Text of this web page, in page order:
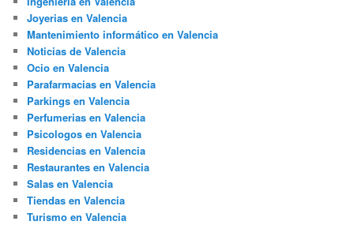
Joyerias en Valencia
Mantenimiento informático en Valencia
Noticias de Valencia
Ocio en Valencia
Parafarmacias en Valencia
Parkings en Valencia
Perfumerias en Valencia
Psicologos en Valencia
Residencias en Valencia
Restaurantes en Valencia
Salas en Valencia
Tiendas en Valencia
Turismo en Valencia